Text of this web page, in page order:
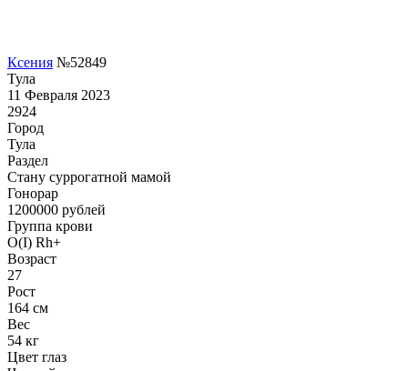
Ксения №52849
Тула
11 Февраля 2023
2924
Город
Тула
Раздел
Cтану суррогатной мамой
Гонoрар
1200000 рублей
Группа крови
O(I) Rh+
Возраст
27
Рост
164 см
Вес
54 кг
Цвет глаз